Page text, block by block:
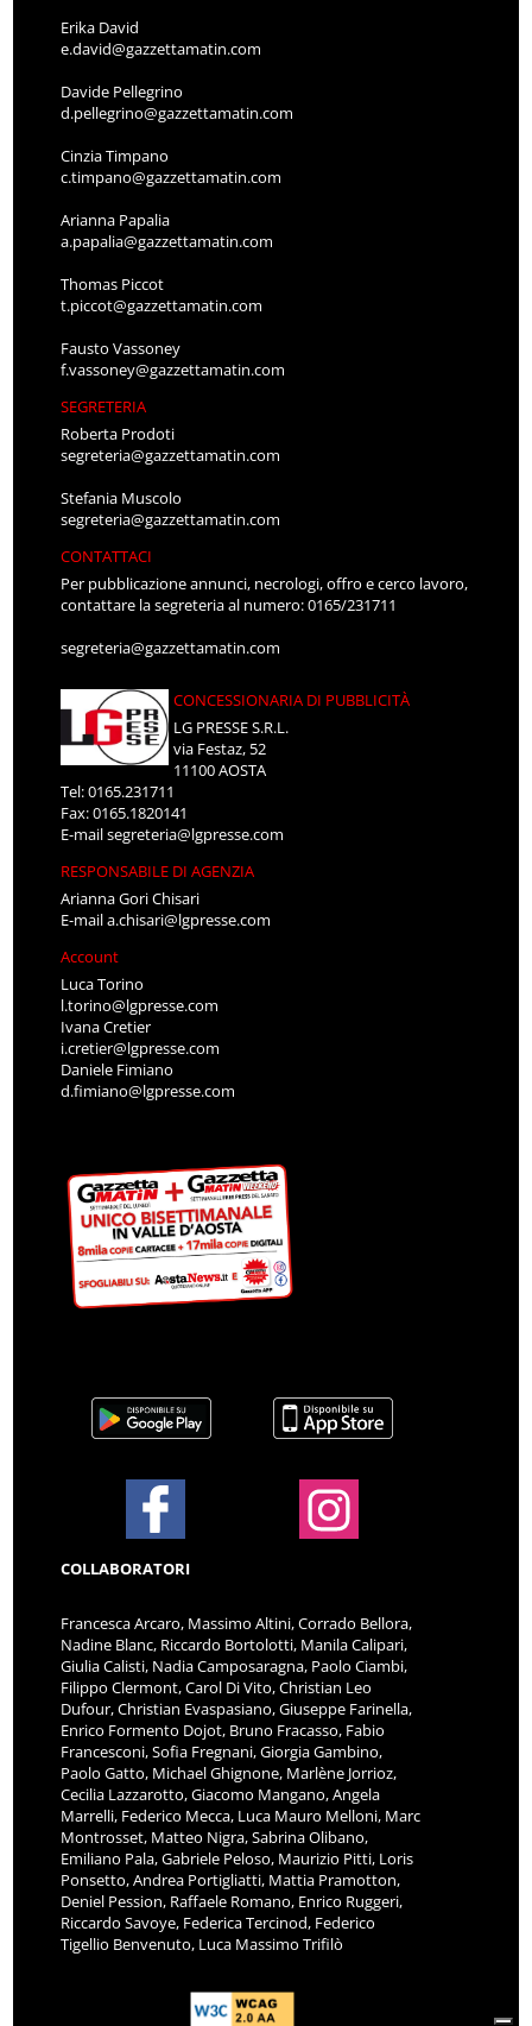
Erika David
e.david@gazzettamatin.com
Davide Pellegrino
d.pellegrino@gazzettamatin.com
Cinzia Timpano
c.timpano@gazzettamatin.com
Arianna Papalia
a.papalia@gazzettamatin.com
Thomas Piccot
t.piccot@gazzettamatin.com
Fausto Vassoney
f.vassoney@gazzettamatin.com
SEGRETERIA
Roberta Prodoti
segreteria@gazzettamatin.com
Stefania Muscolo
segreteria@gazzettamatin.com
CONTATTACI
Per pubblicazione annunci, necrologi, offro e cerco lavoro,
contattare la segreteria al numero: 0165/231711
segreteria@gazzettamatin.com
CONCESSIONARIA DI PUBBLICITÀ
LG PRESSE S.R.L.
via Festaz, 52
11100 AOSTA
Tel: 0165.231711
Fax: 0165.1820141
E-mailsegreteria@lgpresse.com
RESPONSABILE DI AGENZIA
Arianna Gori Chisari
E-maila.chisari@lgpresse.com
Account
Luca Torino
l.torino@lgpresse.com
Ivana Cretier
i.cretier@lgpresse.com
Daniele Fimiano
d.fimiano@lgpresse.com
COLLABORATORI
Francesca Arcaro, Massimo Altini, Corrado Bellora,
Nadine Blanc, Riccardo Bortolotti, Manila Calipari,
Giulia Calisti, Nadia Camposaragna, Paolo Ciambi,
Filippo Clermont, Carol Di Vito, Christian Leo
Dufour, Christian Evaspasiano, Giuseppe Farinella,
Enrico Formento Dojot, Bruno Fracasso, Fabio
Francesconi, Sofia Fregnani, Giorgia Gambino,
Paolo Gatto, Michael Ghignone, Marlène Jorrioz,
Cecilia Lazzarotto, Giacomo Mangano, Angela
Marrelli, Federico Mecca, Luca Mauro Melloni, Marc
Montrosset, Matteo Nigra, Sabrina Olibano,
Emiliano Pala, Gabriele Peloso, Maurizio Pitti, Loris
Ponsetto, Andrea Portigliatti, Mattia Pramotton,
Deniel Pession, Raffaele Romano, Enrico Ruggeri,
Riccardo Savoye, Federica Tercinod, Federico
Tigellio Benvenuto, Luca Massimo Trifilò